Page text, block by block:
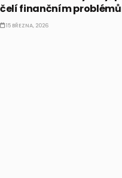
čelí finančním
15 BŘEZNA, 2026